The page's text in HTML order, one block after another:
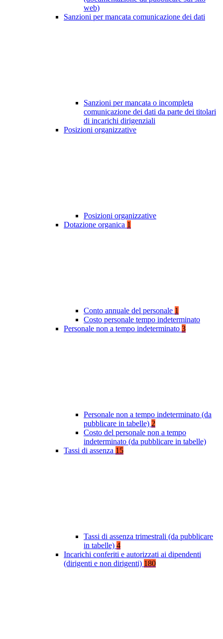
web)
Sanzioni per mancata comunicazione dei dati
Sanzioni per mancata o incompleta
comunicazione dei dati da parte dei titolari
di incarichi dirigenziali
Posizioni organizzative
Posizioni organizzative
Dotazione organica 1
Conto annuale del personale 1
Costo personale tempo indeterminato
Personale non a tempo indeterminato 3
Personale non a tempo indeterminato (da
pubblicare in tabelle) 2
Costo del personale non a tempo
indeterminato (da pubblicare in tabelle)
Tassi di assenza 15
Tassi di assenza trimestrali (da pubblicare
in tabelle) 4
Incarichi conferiti e autorizzati ai dipendenti
(dirigenti e non dirigenti) 180